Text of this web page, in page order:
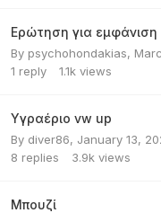
Ερώτηση για
By psychohondakias,
1 reply 1.1k views
Υγραέριο vw up
By diver86, January 13,
8 replies 3.9k views
Μπουζί